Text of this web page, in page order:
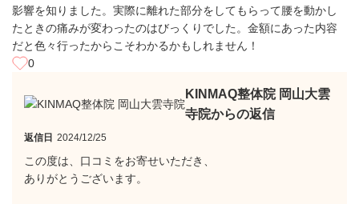
影響を知りました。実際に離れた部分をしてもらって腰を動かし
たときの痛みが変わったのはびっくりでした。金額にあった内容
だと色々行ったからこそわかるかもしれません！
0
KINMAQ整体院 岡山大雲
寺院からの返信
返信日 2024/12/25
この度は、口コミをお寄せいただき、
ありがとうございます。